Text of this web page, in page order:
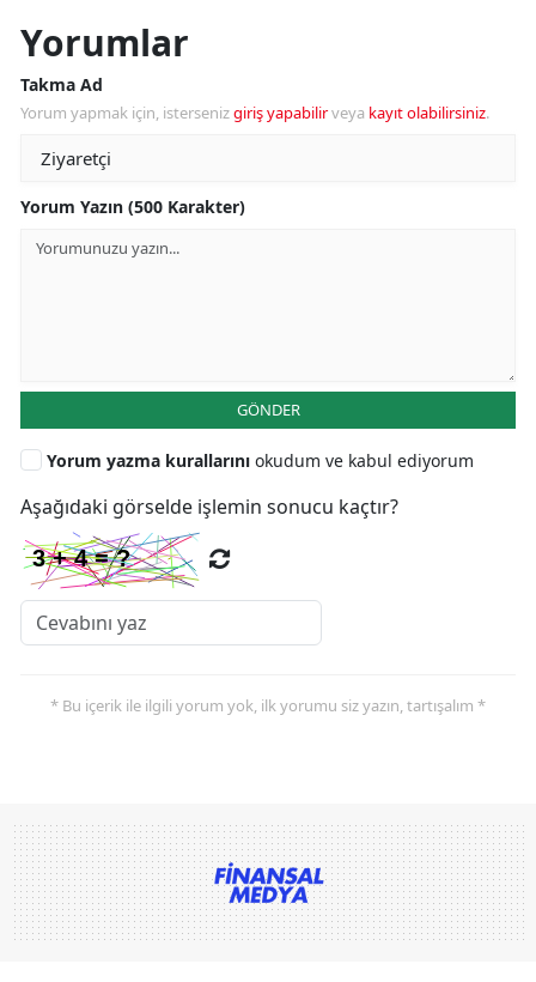
Yorumlar
Takma Ad
Yorum yapmak için, istersenizgiriş yapabilirveya kayıt olabilirsiniz.
Yorum Yazın (500 Karakter)
GÖNDER
Yorum yazma kurallarını okudum ve kabul ediyorum
Aşağıdaki görselde işlemin sonucu kaçtır?
* Bu içerik ile ilgili yorum yok, ilk yorumu siz yazın, tartışalım *